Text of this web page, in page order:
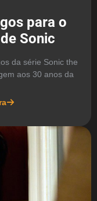
para o
Sonic
da série Sonic the
aos 30 anos da